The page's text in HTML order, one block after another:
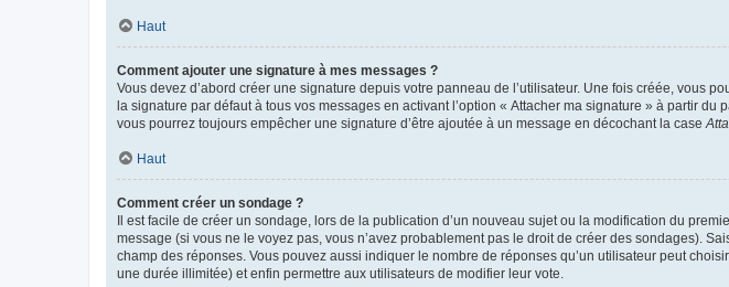
Haut
Comment ajouter une signature à mes messages ?
Vous devez d’abord créer une signature depuis votre panneau de l’utilisateur. Une fois créée, vous
la signature par défaut à tous vos messages en activant l’option « Attacher ma signature » à partir du
vous pourrez toujours empêcher une signature d’être ajoutée à un message en décochant la case
Haut
Comment créer un sondage ?
Il est facile de créer un sondage, lors de la publication d’un nouveau sujet ou la modification du
message (si vous ne le voyez pas, vous n’avez probablement pas le droit de créer des sondages).
champ des réponses. Vous pouvez aussi indiquer le nombre de réponses qu’un utilisateur peut
une durée illimitée) et enfin permettre aux utilisateurs de modifier leur vote.